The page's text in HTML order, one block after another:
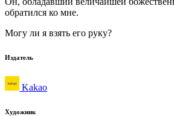
обратился ко мне.
Могу ли я взять его руку?
Издатель
Kakao
Художник